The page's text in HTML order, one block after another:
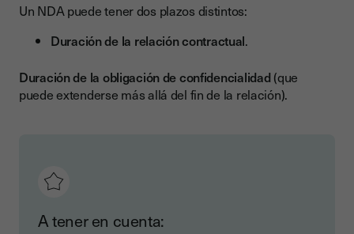
Un NDA puede tener dos plazos distintos:
Duración de la relación contractual.
Duración de la obligación de confidencialidad (que
puede extenderse más allá del fin de la relación).
A tener en cuenta: